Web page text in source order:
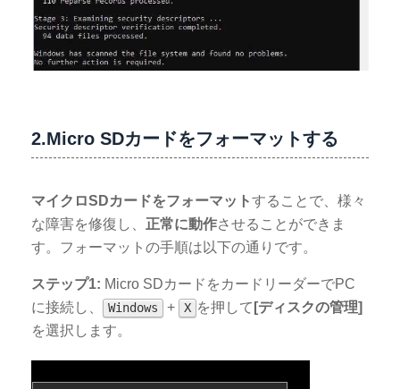
2.Micro SDカードをフォーマットする
マイクロSDカードをフォーマットすることで、様々
な障害を修復し、 正常に動作させることができま
す。フォーマットの手順は以下の通りです。
ステップ1: Micro SDカードをカードリーダーでPC
に接続し、
Windows + X を押して [ディスクの管理]
を選択します。